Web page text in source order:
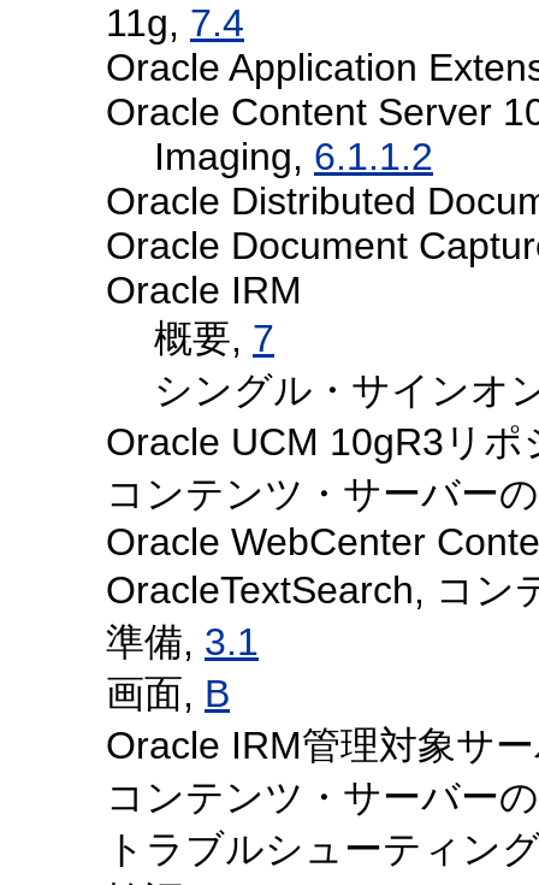
11g, 7.4
Oracle Application
Oracle Content Server
Imaging, 6.1.1.2
Oracle Distributed
Oracle Document
Oracle IRM
概要, 7
シングル・サインオ
Oracle UCM 10gR3リ
コンテンツ・サーバー
Oracle WebCenter
OracleTextSearch, コ
準備, 3.1
画面, B
Oracle IRM管理対象サ
コンテンツ・サーバー
トラブルシューティン